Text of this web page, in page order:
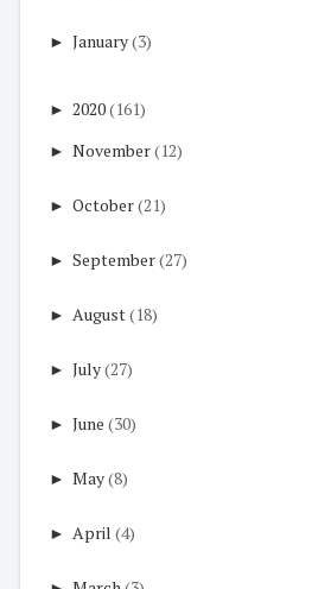
► January(3)
► 2020(161)
► November(12)
► October(21)
► September(27)
► August(18)
► July(27)
► June (30)
► May(8)
► April (4)